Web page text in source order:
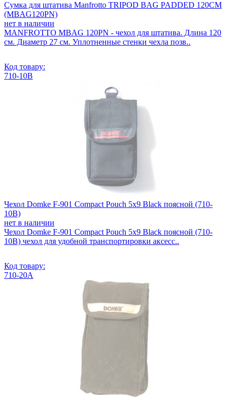
Сумка для штатива Manfrotto TRIPOD BAG PADDED 120CM
(MBAG120PN)
нет в наличии
MANFROTTO MBAG 120PN - чехол для штатива. Длина 120
см. Диаметр 27 см. Уплотненные стенки чехла позв..
Код товару:
710-10B
Чехол Domke F-901 Compact Pouch 5x9 Black поясной (710-
10B)
нет в наличии
Чехол Domke F-901 Compact Pouch 5x9 Black поясной (710-
10B) чехол для удобной транспортировки аксесс..
Код товару:
710-20A